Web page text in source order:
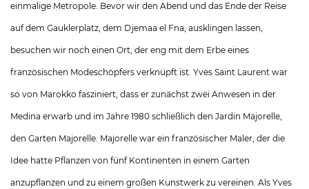
einmalige Metropole. Bevor wir den Abend und das Ende der Reise
auf dem Gauklerplatz, dem Djemaa el Fna, ausklingen lassen,
besuchen wir noch einen Ort, der eng mit dem Erbe eines
französischen Modeschöpfers verknüpft ist. Yves Saint Laurent war
so von Marokko fasziniert, dass er zunächst zwei Anwesen in der
Medina erwarb und im Jahre 1980 schließlich den Jardin Majorelle,
den Garten Majorelle. Majorelle war ein französischer Maler, der die
Idee hatte Pflanzen von fünf Kontinenten in einem Garten
anzupflanzen und zu einem großen Kunstwerk zu vereinen. Als Yves